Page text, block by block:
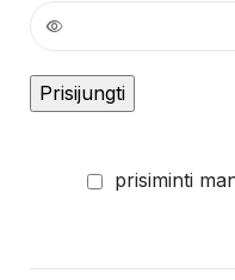
Prisijungti
prisiminti